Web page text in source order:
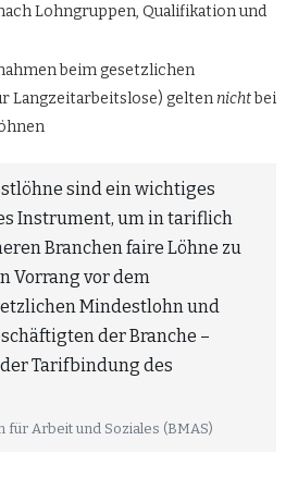
Lohngruppen, Qualifikation und
beim gesetzlichen
Langzeitarbeitslose) gelten nichtbei
sind ein wichtiges
Instrument, um in tariflich
Branchen faire Löhne zu
Vorrang vor dem
Mindestlohn und
der Branche –
Tarifbindung des
für Arbeit und Soziales (BMAS)